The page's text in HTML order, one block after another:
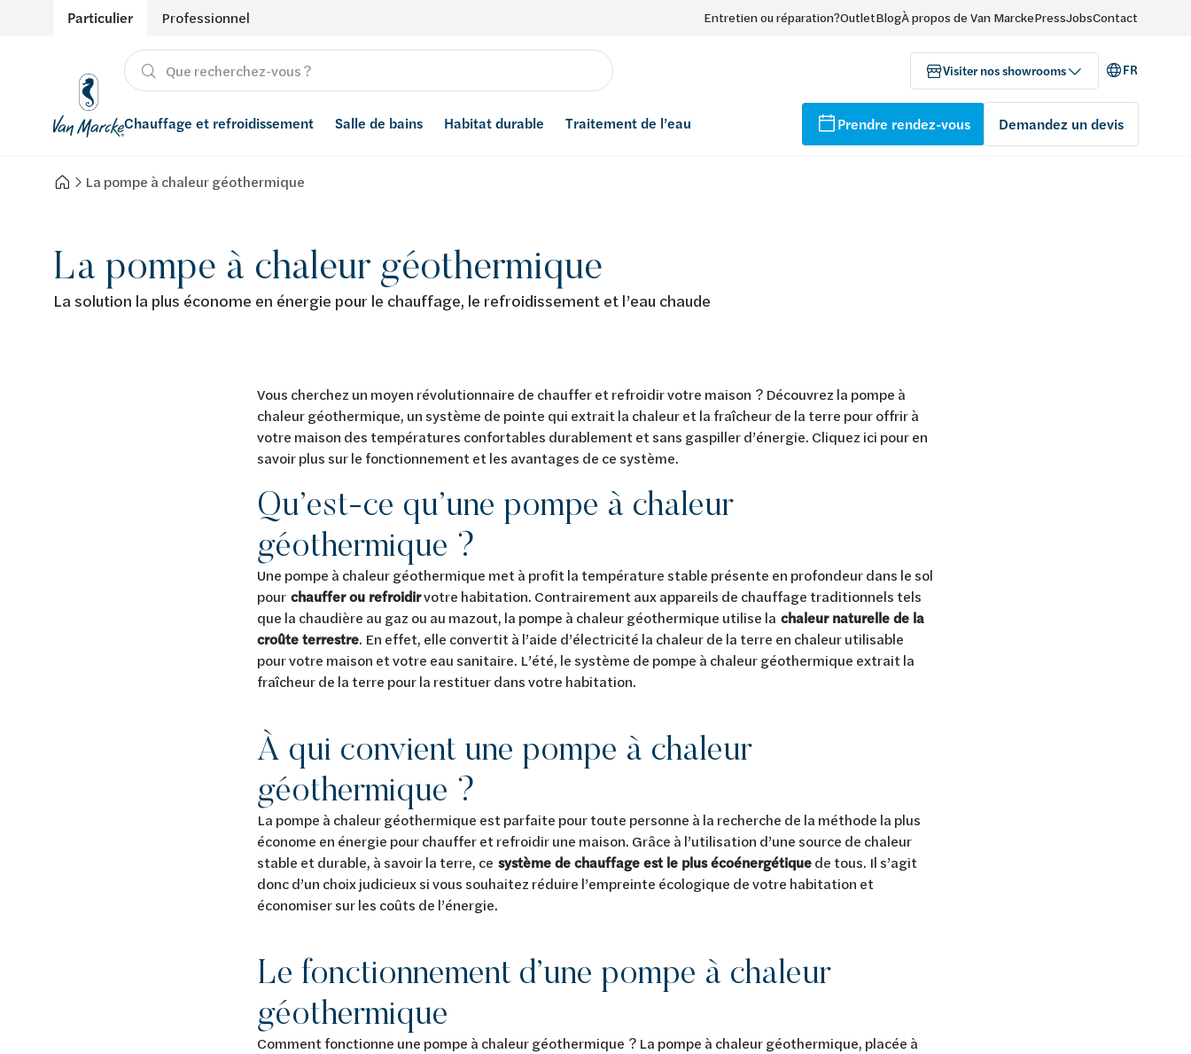
Particulier Professionnel Entretien ou réparation?OutletBlogÀ propos de Van MarckePressJobsContact
Visiter nos showrooms FR
Chauffage et refroidissement
Chauffage
Tout sur le chauffage et la climatisation
Salle de bains
Produits
Conseils
Habitat durable
Énergies renouvelables
Récupération de l'eau de pluie
Traitement de l’eau
Adoucisseurs d’eau
Prendre rendez-vous Demandez un devis
La pompe à chaleur géothermique
La pompe à chaleur géothermique
La solution la plus économe en énergie pour le chauffage, le refroidissement et l’eau chaude
Vous cherchez un moyen révolutionnaire de chauffer et refroidir votre maison ? Découvrez la pompe à
chaleur géothermique, un système de pointe qui extrait la chaleur et la fraîcheur de la terre pour offrir à
votre maison des températures confortables durablement et sans gaspiller d’énergie. Cliquez ici pour en
savoir plus sur le fonctionnement et les avantages de ce système.
Qu’est-ce qu’une pompe à chaleur
géothermique ?
Une pompe à chaleur géothermique met à profit la température stable présente en profondeur dans le sol
pour chauffer ou refroidirvotre habitation. Contrairement aux appareils de chauffage traditionnels tels
que la chaudière au gaz ou au mazout, la pompe à chaleur géothermique utilise la chaleur naturelle de la
croûte terrestre. En effet, elle convertit à l’aide d’électricité la chaleur de la terre en chaleur utilisable
pour votre maison et votre eau sanitaire. L’été, le système de pompe à chaleur géothermique extrait la
fraîcheur de la terre pour la restituer dans votre habitation.
À qui convient une pompe à chaleur
géothermique ?
La pompe à chaleur géothermique est parfaite pour toute personne à la recherche de la méthode la plus
économe en énergie pour chauffer et refroidir une maison. Grâce à l’utilisation d’une source de chaleur
stable et durable, à savoir la terre, ce système de chauffage est le plus écoénergétiquede tous. Il s’agit
donc d’un choix judicieux si vous souhaitez réduire l’empreinte écologique de votre habitation et
économiser sur les coûts de l’énergie.
Le fonctionnement d’une pompe à chaleur
géothermique
Comment fonctionne une pompe à chaleur géothermique ? La pompe à chaleur géothermique, placée à